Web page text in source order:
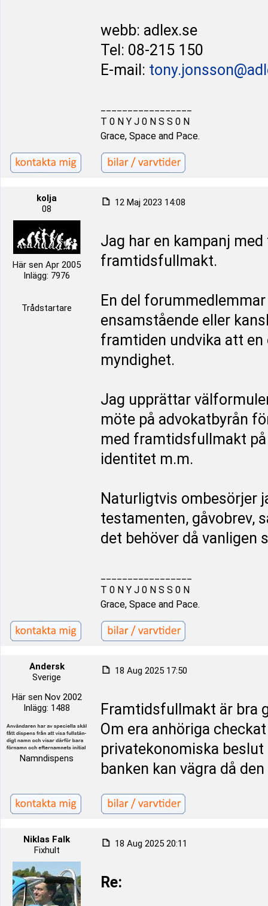
webb: adlex.se
Tel: 08-215 150
E-mail:
T 0 N Y J 0 N S S 0 N
Grace, Space and Pace.
kolja
08
Här sen Apr 2005
Inlägg: 7976
Trådstartare
12 Maj 2023 14:08
Jag har en kampanj
framtidsfullmakt.
En del
ensamstående eller
framtiden undvika att
myndighet.
Jag upprättar
möte på advokatbyrån
med framtidsfullmakt
identitet m.m.
Naturligtvis ombesörjer
testamenten, gåvobrev,
det behöver då vanligen
T 0 N Y J 0 N S S 0 N
Grace, Space and Pace.
Andersk
Sverige
Här sen Nov 2002
Inlägg: 1488
Namndispens
18 Aug 2025 17:50
Framtidsfullmakt är bra
Om era anhöriga
privatekonomiska
banken kan vägra då
Niklas Falk
Fixhult
18 Aug 2025 20:11
Re: